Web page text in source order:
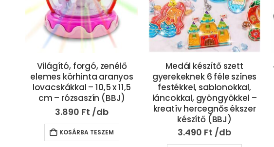
Medál készítő szett
gyerekeknek 6 féle színes
festékkel, sablonokkal,
láncokkal, gyöngyökkel –
kreatív hercegnős ékszer
készítő (BBJ)
3.490Ft
43 cm hosszú lendkerekes
játék trolibusz élethű
hanghatásokkal, nyitható
ajtókkal és világító
utastérrel (BBJ)
9.990Ft